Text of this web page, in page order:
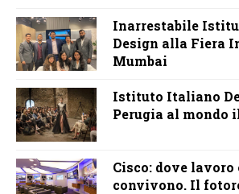
Inarrestabile
Design alla Fiera
Mumbai
Istituto Italiano
Perugia al mondo
Cisco: dove lavoro
convivono. Il